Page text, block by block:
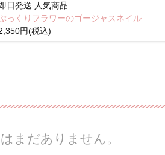
日発送 人気商品
っくりフラワーのゴージャスネイル
円(税込)
まだありません。